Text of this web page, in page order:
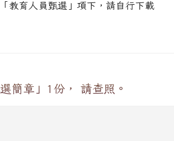
教育人員甄選」項下，請自行下載
簡章」1份， 請查照。